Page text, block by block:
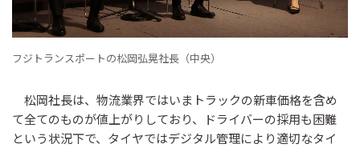
フジトランスポートの松岡弘晃社長（中央）
松岡社長は、物流業界ではいまトラックの新車価格を含め
て全てのものが値上がりしており、ドライバーの採用も困難
という状況下で、タイヤではデジタル管理により適切なタイ